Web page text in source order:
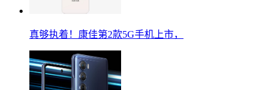
真够执着！康佳第2款5G手机上市，